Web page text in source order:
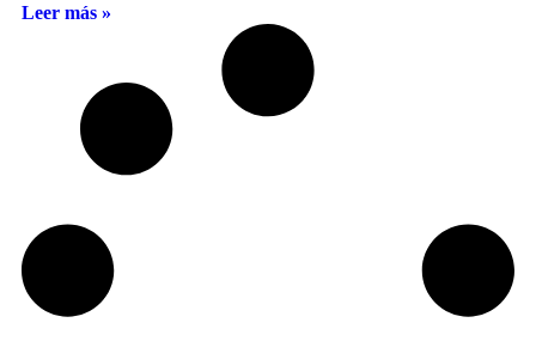
Leer más »